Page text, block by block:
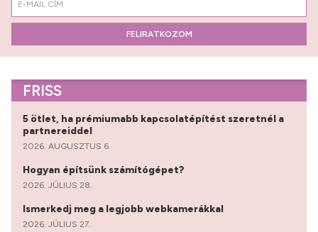
FELIRATKOZOM
FRISS
5 ötlet, ha prémiumabb kapcsolatépítést szeretnél a
partnereiddel
2026. AUGUSZTUS 6.
Hogyan építsünk számítógépet?
2026. JÚLIUS 28.
Ismerkedj meg a legjobb webkamerákkal
2026. JÚLIUS 27.